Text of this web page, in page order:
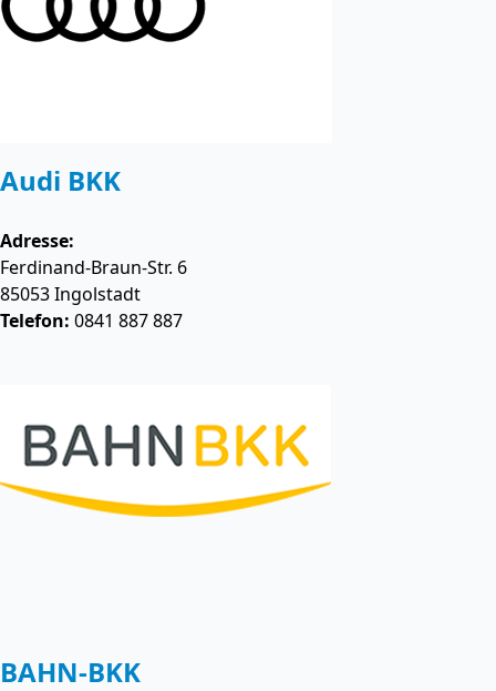
Audi BKK
Adresse:
Ferdinand-Braun-Str. 6
85053Ingolstadt
Telefon: 0841 887 887
BAHN-BKK